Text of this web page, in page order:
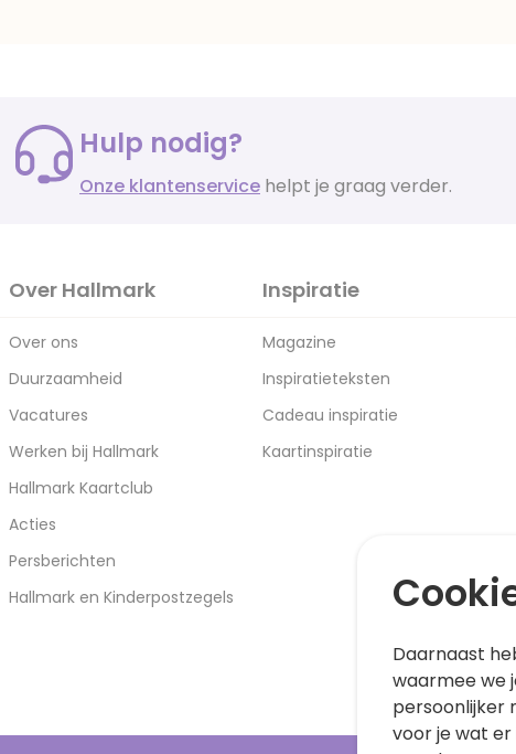
Hulp nodig?
Onze klantenservice helpt je graag verder.
Over Hallmark
Over ons
Duurzaamheid
Vacatures
Werken bij Hallmark
Hallmark Kaartclub
Acties
Persberichten
Hallmark en Kinderpostzegels
Inspiratie
Magazine
Inspiratieteksten
Cadeau inspiratie
Kaartinspiratie
Daarnaast
waarmee we
persoonlijker
voor je wat